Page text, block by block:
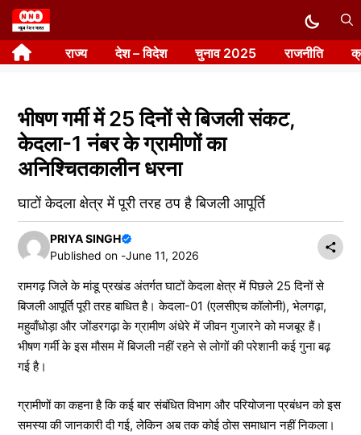
Skip
to
content राज्य देश – विदेश चुनाव 2025 राजनीति
भीषण गर्मी में 25 दिनों से बिजली संकट,
केदला-1 नंबर के ग्रामीणों का
अनिश्चितकालीन धरना
घाटों केदला क्षेत्र में पूरी तरह ठप है बिजली आपूर्ति
PRIYA SINGH
Published on -June 11, 2026
रामगढ़ जिले के मांडू प्रखंड अंतर्गत घाटों केदला क्षेत्र में पिछले 25 दिनों से
बिजली आपूर्ति पूरी तरह बाधित है। केदला-01 (एलसीएच कॉलोनी), भेलगढ़ा,
महुवाँधोड़ा और जोंडरगढ़ा के ग्रामीण अंधेरे में जीवन गुजारने को मजबूर हैं।
भीषण गर्मी के इस मौसम में बिजली नहीं रहने से लोगों की परेशानी कई गुना बढ़
गई है।
ग्रामीणों का कहना है कि कई बार संबंधित विभाग और परियोजना प्रबंधन को इस
समस्या की जानकारी दी गई, लेकिन अब तक कोई ठोस समाधान नहीं निकला।